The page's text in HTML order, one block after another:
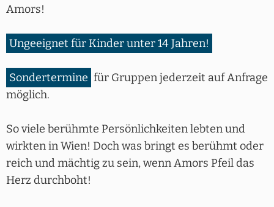
Amors!
Ungeeignet für Kinder unter 14 Jahren!
Sondertermine für Gruppen jederzeit auf Anfrage
möglich.
So viele berühmte Persönlichkeiten lebten und
wirkten in Wien! Doch was bringt es berühmt oder
reich und mächtig zu sein, wenn Amors Pfeil das
Herz durchboht!